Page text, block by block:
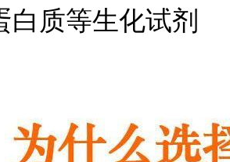
白质等生化试剂